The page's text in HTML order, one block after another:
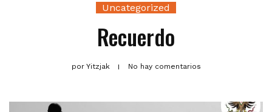
Uncategorized
Recuerdo
porYitzjak No hay comentarios